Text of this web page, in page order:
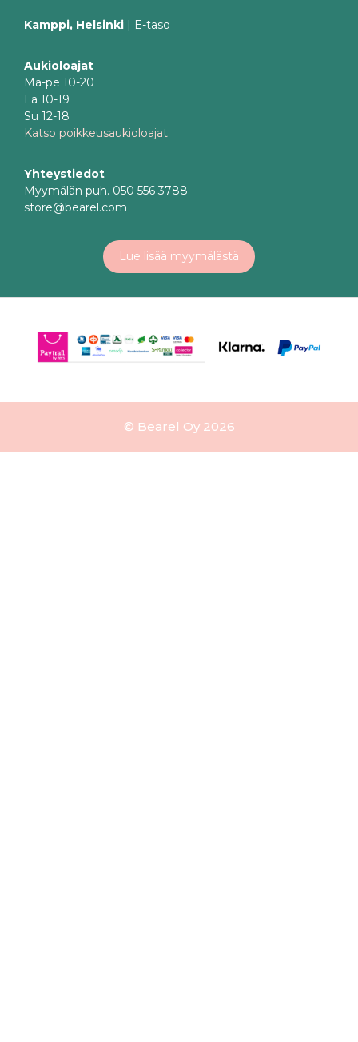
Kamppi, Helsinki | E-taso
Aukioloajat
Ma-pe 10-20
La 10-19
Su 12-18
Katso poikkeusaukioloajat
Yhteystiedot
Myymälän puh. 050 556 3788
store@bearel.com
Lue lisää myymälästä
© Bearel Oy 2026